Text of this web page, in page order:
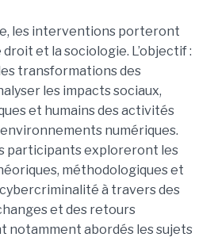
les interventions porteront
et la sociologie. L’objectif :
transformations des
les impacts sociaux,
et humains des activités
numériques.
participants exploreront les
méthodologiques et
à travers des
et des retours
notamment abordés les sujets